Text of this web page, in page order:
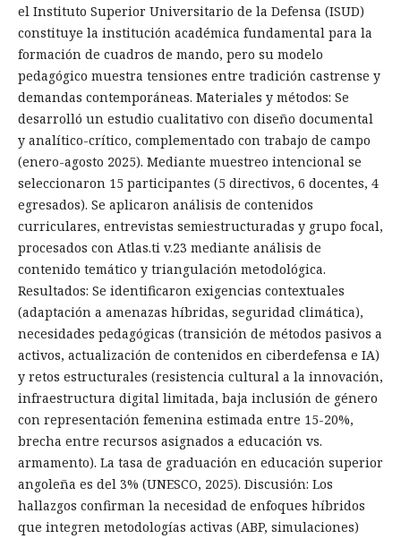
el Instituto Superior Universitario de la Defensa (ISUD)
constituye la institución académica fundamental para la
formación de cuadros de mando, pero su modelo
pedagógico muestra tensiones entre tradición castrense y
demandas contemporáneas. Materiales y métodos: Se
desarrolló un estudio cualitativo con diseño documental
y analítico-crítico, complementado con trabajo de campo
(enero-agosto 2025). Mediante muestreo intencional se
seleccionaron 15 participantes (5 directivos, 6 docentes, 4
egresados). Se aplicaron análisis de contenidos
curriculares, entrevistas semiestructuradas y grupo focal,
procesados con Atlas.ti v.23 mediante análisis de
contenido temático y triangulación metodológica.
Resultados: Se identificaron exigencias contextuales
(adaptación a amenazas híbridas, seguridad climática),
necesidades pedagógicas (transición de métodos pasivos a
activos, actualización de contenidos en ciberdefensa e IA)
y retos estructurales (resistencia cultural a la innovación,
infraestructura digital limitada, baja inclusión de género
con representación femenina estimada entre 15-20%,
brecha entre recursos asignados a educación vs.
armamento). La tasa de graduación en educación superior
angoleña es del 3% (UNESCO, 2025). Discusión: Los
hallazgos confirman la necesidad de enfoques híbridos
que integren metodologías activas (ABP, simulaciones)